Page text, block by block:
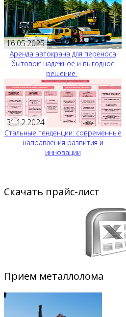
16.05.2025
Аренда автокрана для переноса
бытовок: надёжное и выгодное
решение
31.12.2024
Стальные тенденции: современные
направления развития и
инновации
Скачать прайс-лист
Прием металлолома